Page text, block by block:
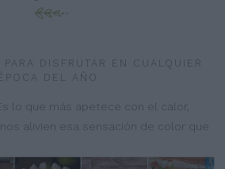
PARA DISFRUTAR EN CUALQUIER
DEL AÑO
lo que más apetece con el calor,
alivien esa sensación de color que